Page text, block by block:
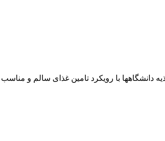
با رویکرد تامین غذای سالم و مناسب